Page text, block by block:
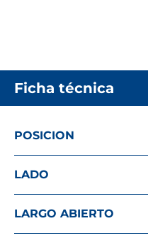
Ficha técnica
POSICION
LADO
LARGO ABIERTO